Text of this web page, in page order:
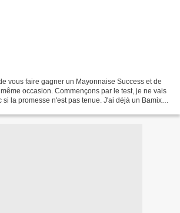
vous faire gagner un Mayonnaise Success et de
occasion. Commençons par le test, je ne vais
si la promesse n'est pas tenue. J'ai déjà un Bamix